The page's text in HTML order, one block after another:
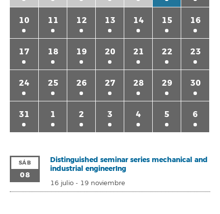
10 11 12 13 14 15 16
17 18 19 20 21 22 23
24 25 26 27 28 29 30
31 1 2 3 4 5 6
SÁB
08
Distinguished seminar series mechanical and
industrial engineerIng
16 julio- 19 noviembre